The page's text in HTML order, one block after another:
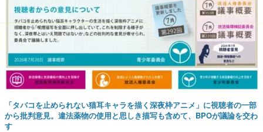
「タバコを止められない猫耳キャラを描く深夜枠アニメ」に視聴者の一部
から批判意見。違法薬物の使用と思しき描写も含めて、BPOが議論を交わ
す